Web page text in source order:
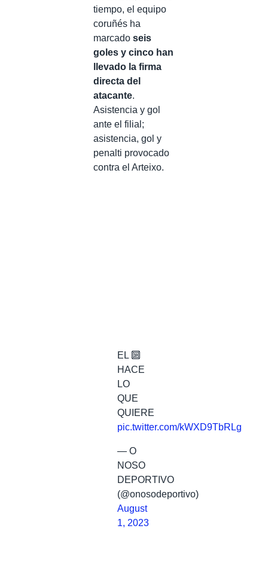
tiempo, el equipo
coruñés ha
marcado seis
goles y cinco han
llevado la firma
directa del
atacante.
Asistencia y gol
ante el filial;
asistencia, gol y
penalti provocado
contra el Arteixo.
EL 🔟
HACE
LO
QUE
QUIERE
pic.twitter.com/kWXD9TbRLg
— O
NOSO
DEPORTIVO
(@onosodeportivo)
August
1, 2023